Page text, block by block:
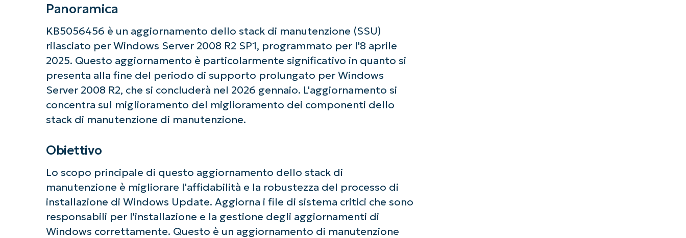
Panoramica
KB5056456 è un aggiornamento dello stack di manutenzione (SSU)
rilasciato per Windows Server 2008 R2 SP1, programmato per l'8 aprile
2025. Questo aggiornamento è particolarmente significativo in quanto si
presenta alla fine del periodo di supporto prolungato per Windows
Server 2008 R2, che si concluderà nel 2026 gennaio. L'aggiornamento si
concentra sul miglioramento del miglioramento dei componenti dello
stack di manutenzione di manutenzione.
Obiettivo
Lo scopo principale di questo aggiornamento dello stack di
manutenzione è migliorare l'affidabilità e la robustezza del processo di
installazione di Windows Update. Aggiorna i file di sistema critici che sono
responsabili per l'installazione e la gestione degli aggiornamenti di
Windows correttamente. Questo è un aggiornamento di manutenzione